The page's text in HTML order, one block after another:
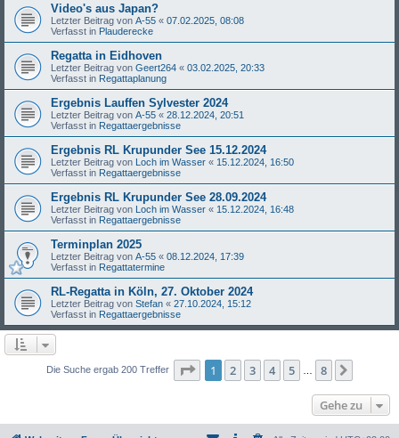
Video's aus Japan?
Letzter Beitrag von A-55 « 07.02.2025, 08:08
Verfasst in Plauderecke
Regatta in Eidhoven
Letzter Beitrag von Geert264 « 03.02.2025, 20:33
Verfasst in Regattaplanung
Ergebnis Lauffen Sylvester 2024
Letzter Beitrag von A-55 « 28.12.2024, 20:51
Verfasst in Regattaergebnisse
Ergebnis RL Krupunder See 15.12.2024
Letzter Beitrag von Loch im Wasser « 15.12.2024, 16:50
Verfasst in Regattaergebnisse
Ergebnis RL Krupunder See 28.09.2024
Letzter Beitrag von Loch im Wasser « 15.12.2024, 16:48
Verfasst in Regattaergebnisse
Terminplan 2025
Letzter Beitrag von A-55 « 08.12.2024, 17:39
Verfasst in Regattatermine
RL-Regatta in Köln, 27. Oktober 2024
Letzter Beitrag von Stefan « 27.10.2024, 15:12
Verfasst in Regattaergebnisse
Die Suche ergab 200 Treffer Seite 1von
1 2 3 4 5 8
Gehe zu